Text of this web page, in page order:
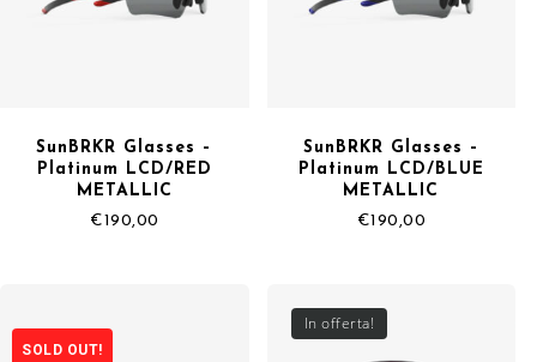
SunBRKR Glasses –
Platinum LCD/RED
METALLIC
€190,00
SunBRKR Glasses –
Platinum LCD/BLUE
METALLIC
€190,00
SOLD OUT!
In offerta!